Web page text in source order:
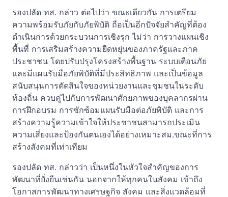
รองปลัด ทส. กล่าว ต่อไปว่า ขณะเดียวกัน การเตรียม
ความพร้อมรับภัยกับภัยพิบัติ ถือเป็นอีกปัจจัยสำคัญที่ต้อง
ดำเนินการด้วยกระบวนการเชิงรุก ไม่ว่า การวางแผนเชิง
พื้นที่ การเสริมสร้างความยืดหยุ่นของภาครัฐและภาค
ประชาชน โดยปรับปรุงโครงสร้างพื้นฐาน ระบบเตือนภัย
และมีแผนรับมือภัยพิบัติที่มีประสิทธิภาพ และเป็นข้อมูล
สนับสนุนการตัดสินใจของหน่วยงานและชุมชนในระดับ
ท้องถิ่น ควบคู่ไปกับการพัฒนาศักยภาพของบุคลากรผ่าน
การฝึกอบรม การซักซ้อมแผนรับมือต่อภัยพิบัติ และการ
สร้างความรู้ความเข้าใจให้ประชาชนสามารถประเมิน
ความเสี่ยงและป้องกันตนเองได้อย่างเหมาะสม.ขณะที่การ
สร้างสังคมที่เท่าเทียม
รองปลัด ทส. กล่าวว่า เป็นหนึ่งในหัวใจสำคัญของการ
พัฒนาที่ยั่งยืนเช่นกัน นอกจากให้ทุกคนในสังคม เข้าถึง
โอกาสการพัฒนาทางเศรษฐกิจ สังคม และสิ่งแวดล้อมที่